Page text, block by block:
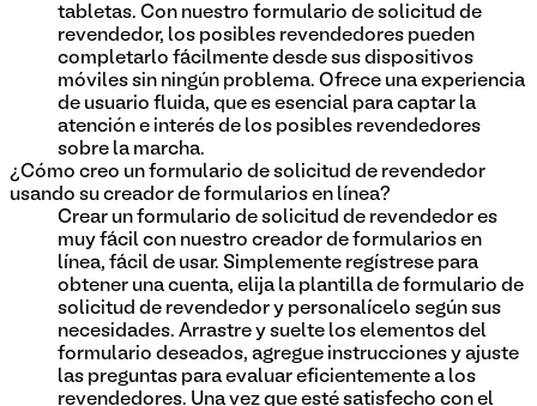
tabletas. Con nuestro formulario de solicitud de
revendedor, los posibles revendedores pueden
completarlo fácilmente desde sus dispositivos
móviles sin ningún problema. Ofrece una experiencia
de usuario fluida, que es esencial para captar la
atención e interés de los posibles revendedores
sobre la marcha.
¿Cómo creo un formulario de solicitud de revendedor
usando su creador de formularios en línea?
Crear un formulario de solicitud de revendedor es
muy fácil con nuestro creador de formularios en
línea, fácil de usar. Simplemente regístrese para
obtener una cuenta, elija la plantilla de formulario de
solicitud de revendedor y personalícelo según sus
necesidades. Arrastre y suelte los elementos del
formulario deseados, agregue instrucciones y ajuste
las preguntas para evaluar eficientemente a los
revendedores. Una vez que esté satisfecho con el